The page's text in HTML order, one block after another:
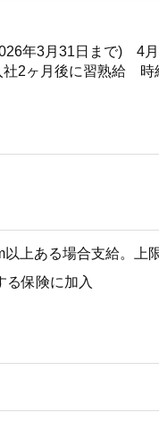
年3月31日まで) 4
月後に習熟給 時給
上ある場合支給。上
保険に加入